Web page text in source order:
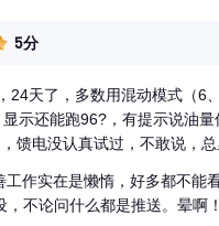
5分
24天了，多数用混动模式（
示还能跑96?，有提示说油
馈电没认真试过，不敢说，
，多花几W，能少几次跑充
的，自己实际坐进去感受就
工作实在是懒惰，好多都不
，不论问什么都是推送。晕啊